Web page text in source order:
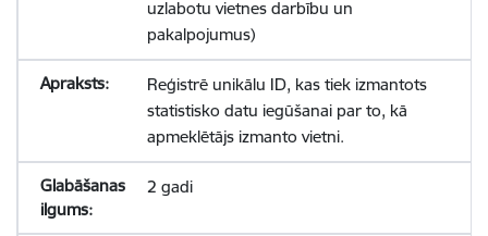
uzlabotu vietnes darbību un
pakalpojumus)
Reģistrē unikālu ID, kas tiek izmantots
statistisko datu iegūšanai par to, kā
apmeklētājs izmanto vietni.
2 gadi